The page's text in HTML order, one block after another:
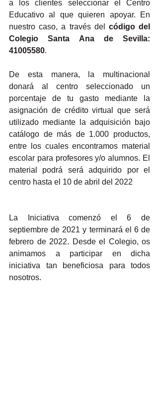
a los clientes seleccionar el Centro
Educativo al que quieren apoyar. En
nuestro caso, a través del código del
Colegio Santa Ana de Sevilla:
41005580.
De esta manera, la multinacional
donará al centro seleccionado un
porcentaje de tu gasto mediante la
asignación de crédito virtual
utilizado mediante la adquisición bajo
catálogo de más de 1.000 productos,
entre los cuales encontramos material
escolar para profesores y/o alumnos. El
material podrá será adquirido por el
centro hasta el 10 de abril del 2022
La Iniciativa comenzó el 6 de
septiembre de 2021 y terminará el 6 de
febrero de 2022. Desde el Colegio, os
animamos a participar en dicha
iniciativa tan beneficiosa para todos
nosotros.